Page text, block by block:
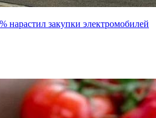
нарастил закупки электромобилей